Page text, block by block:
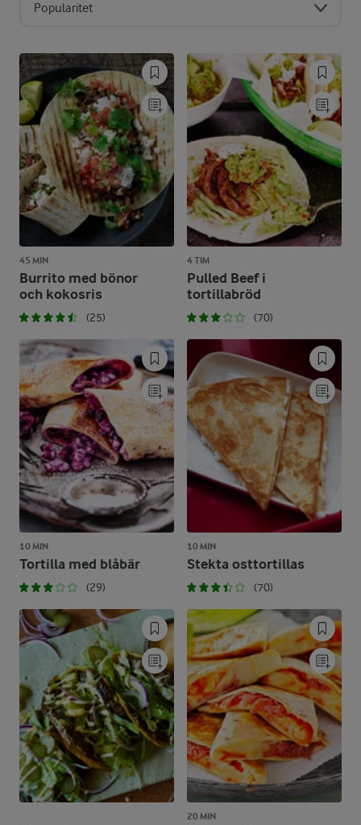
Popularitet
45 MIN
Burrito med bönor
och kokosris
(25)
4 TIM
Pulled Beef i
tortillabröd
(70)
10 MIN
Tortilla med blåbär
(29)
10 MIN
Stekta osttortillas
(70)
20 MIN